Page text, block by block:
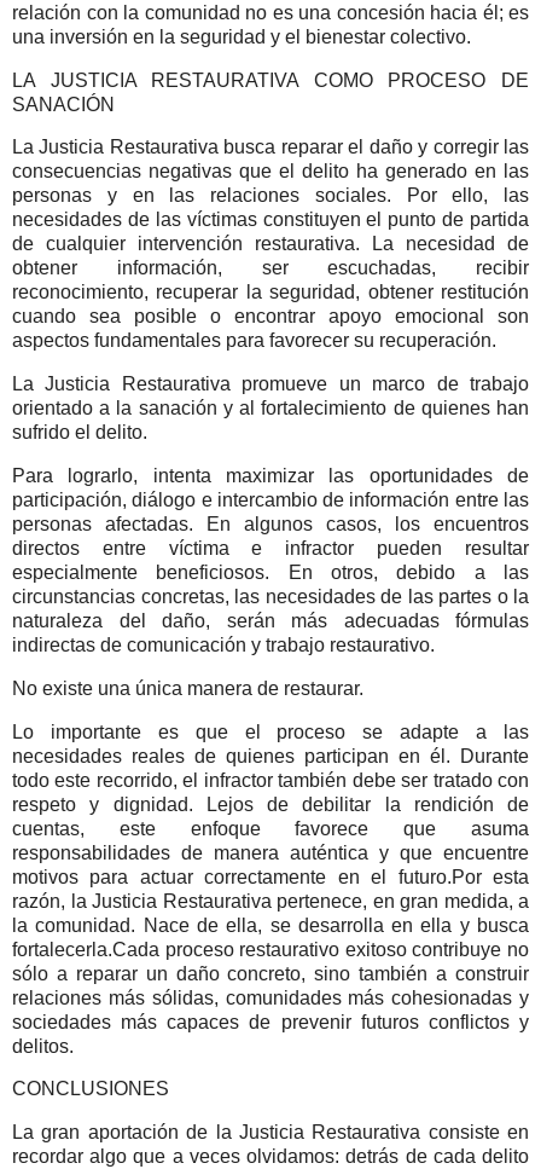
relación con la comunidad no es una concesión hacia él; es
una inversión en la seguridad y el bienestar colectivo.
LA JUSTICIA RESTAURATIVA COMO PROCESO DE
SANACIÓN
La Justicia Restaurativa busca reparar el daño y corregir las
consecuencias negativas que el delito ha generado en las
personas y en las relaciones sociales.
Por ello, las
necesidades de las víctimas constituyen el punto de partida
de cualquier intervención restaurativa.
La necesidad de
obtener información, ser escuchadas, recibir
reconocimiento, recuperar la seguridad, obtener restitución
cuando sea posible o encontrar apoyo emocional son
aspectos fundamentales para favorecer su recuperación.
La Justicia Restaurativa promueve un marco de trabajo
orientado a la sanación y al fortalecimiento de quienes han
sufrido el delito.
Para lograrlo, intenta maximizar las oportunidades de
participación, diálogo e intercambio de información entre las
personas afectadas.
En algunos casos, los encuentros
directos entre víctima e infractor pueden resultar
especialmente beneficiosos. En otros, debido a las
circunstancias concretas, las necesidades de las partes o la
naturaleza del daño, serán más adecuadas fórmulas
indirectas de comunicación y trabajo restaurativo.
No existe una única manera de restaurar.
Lo importante es que el proceso se adapte a las
necesidades reales de quienes participan en él.
Durante
todo este recorrido, el infractor también debe ser tratado con
respeto y dignidad. Lejos de debilitar la rendición de
cuentas, este enfoque favorece que asuma
responsabilidades de manera auténtica y que encuentre
motivos para actuar correctamente en el futuro.Por esta
razón, la Justicia Restaurativa pertenece, en gran medida, a
la comunidad. Nace de ella, se desarrolla en ella y busca
fortalecerla.Cada proceso restaurativo exitoso contribuye no
sólo a reparar un daño concreto, sino también a construir
relaciones más sólidas, comunidades más cohesionadas y
sociedades más capaces de prevenir futuros conflictos y
delitos.
CONCLUSIONES
La gran aportación de la Justicia Restaurativa consiste en
recordar algo que a veces olvidamos: detrás de cada delito